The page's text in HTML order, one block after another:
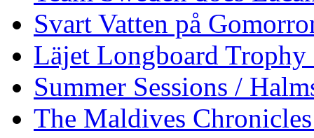
Svart Vatten på
Läjet Longboard
Summer Sessions /
The Maldives